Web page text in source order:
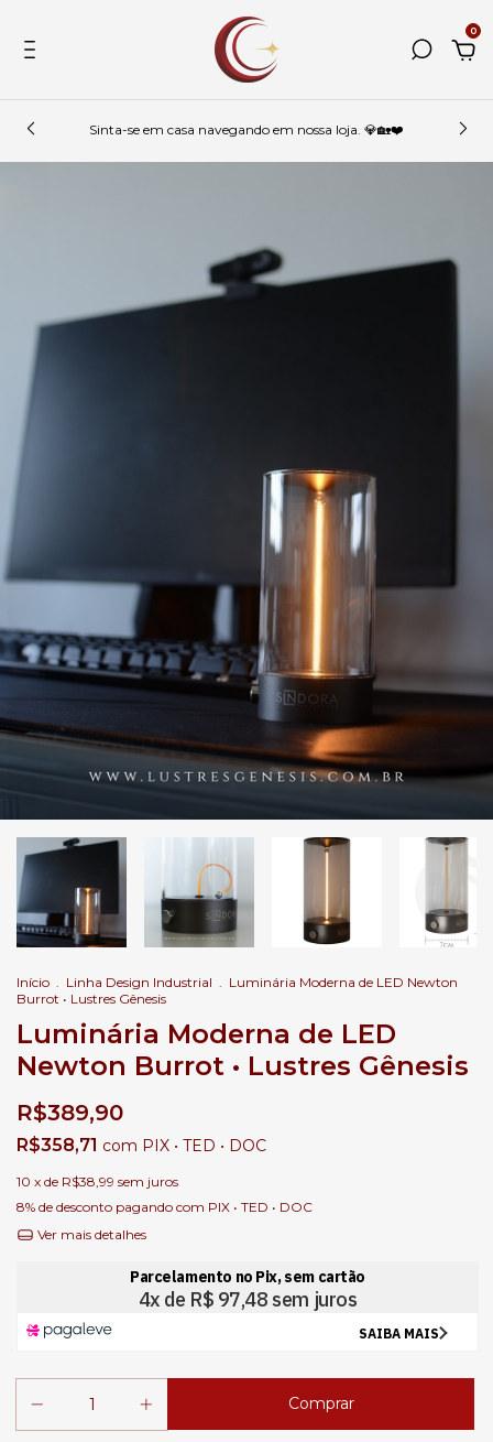
0
Sinta-se em casa navegando em nossa loja. 💎🏡❤️
Início . Linha Design Industrial . Luminária Moderna de LED Newton
Burrot • Lustres Gênesis
Luminária Moderna de LED
Newton Burrot • Lustres Gênesis
R$389,90
R$358,71 com PIX • TED • DOC
10 x de R$38,99 sem juros
8% de desconto pagando com PIX • TED • DOC
Ver mais detalhes